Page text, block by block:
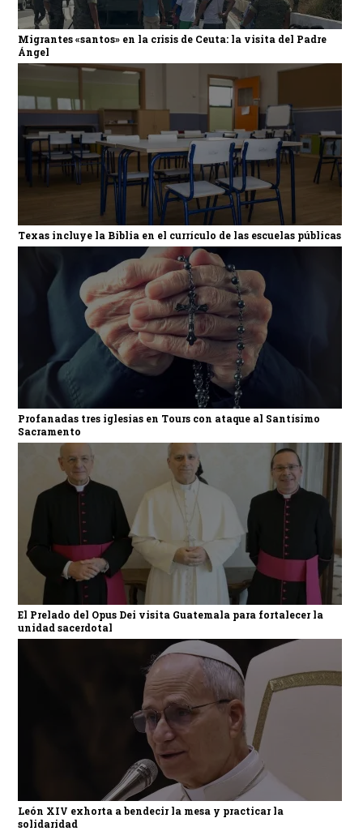
Migrantes «santos» en la crisis de Ceuta: la visita del Padre
Ángel
Texas incluye la Biblia en el currículo de las escuelas públicas
Profanadas tres iglesias en Tours con ataque al Santísimo
Sacramento
El Prelado del Opus Dei visita Guatemala para fortalecer la
unidad sacerdotal
León XIV exhorta a bendecir la mesa y practicar la
solidaridad